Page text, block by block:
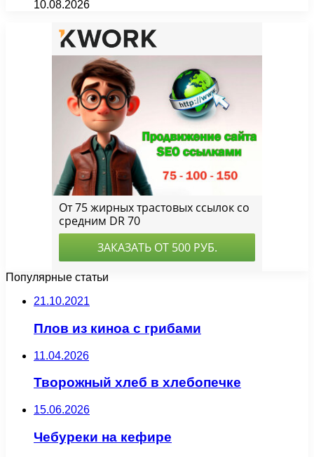
10.08.2026
Популярные статьи
21.10.2021
Плов из киноа с грибами
11.04.2026
Творожный хлеб в хлебопечке
15.06.2026
Чебуреки на кефире